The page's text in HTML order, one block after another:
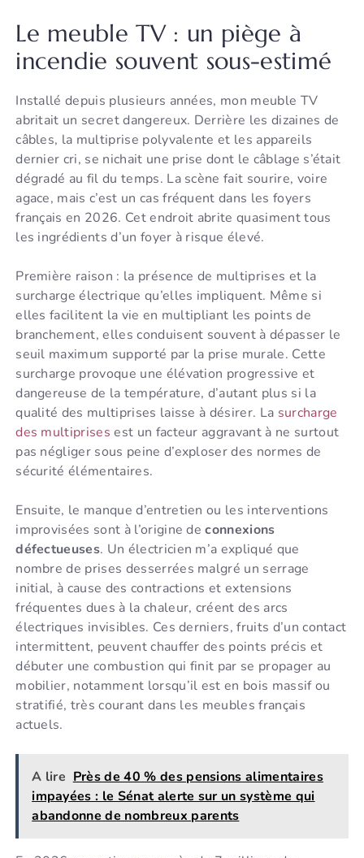
Le meuble TV : un piège à
incendie souvent sous-estimé
Installé depuis plusieurs années, mon meuble TV
abritait un secret dangereux. Derrière les dizaines de
câbles, la multiprise polyvalente et les appareils
dernier cri, se nichait une prise dont le câblage s’était
dégradé au fil du temps. La scène fait sourire, voire
agace, mais c’est un cas fréquent dans les foyers
français en 2026. Cet endroit abrite quasiment tous
les ingrédients d’un foyer à risque élevé.
Première raison : la présence de multiprises et la
surcharge électrique qu’elles impliquent. Même si
elles facilitent la vie en multipliant les points de
branchement, elles conduisent souvent à dépasser le
seuil maximum supporté par la prise murale. Cette
surcharge provoque une élévation progressive et
dangereuse de la température, d’autant plus si la
qualité des multiprises laisse à désirer. La surcharge
des multiprises est un facteur aggravant à ne surtout
pas négliger sous peine d’exploser des normes de
sécurité élémentaires.
Ensuite, le manque d’entretien ou les interventions
improvisées sont à l’origine deconnexions
défectueuses. Un électricien m’a expliqué que
nombre de prises desserrées malgré un serrage
initial, à cause des contractions et extensions
fréquentes dues à la chaleur, créent des arcs
électriques invisibles. Ces derniers, fruits d’un contact
intermittent, peuvent chauffer des points précis et
débuter une combustion qui finit par se propager au
mobilier, notamment lorsqu’il est en bois massif ou
stratifié, très courant dans les meubles français
actuels.
A lire Près de 40 % des pensions alimentaires
impayées : le Sénat alerte sur un système qui
abandonne de nombreux parents